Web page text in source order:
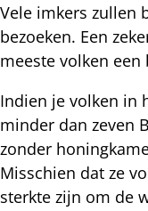
Vele imkers zullen
bezoeken. Een
meeste volken een
Indien je volken in
minder dan zeven
zonder
Misschien dat ze
sterkte zijn om de